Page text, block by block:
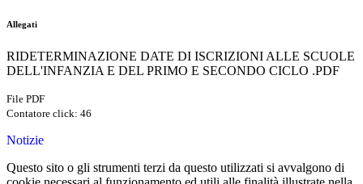
Allegati
RIDETERMINAZIONE DATE DI ISCRIZIONI ALLE SCUOLE
DELL'INFANZIA E DEL PRIMO E SECONDO CICLO .PDF
File PDF
Contatore click: 46
Notizie
Questo sito o gli strumenti terzi da questo utilizzati si avvalgono di